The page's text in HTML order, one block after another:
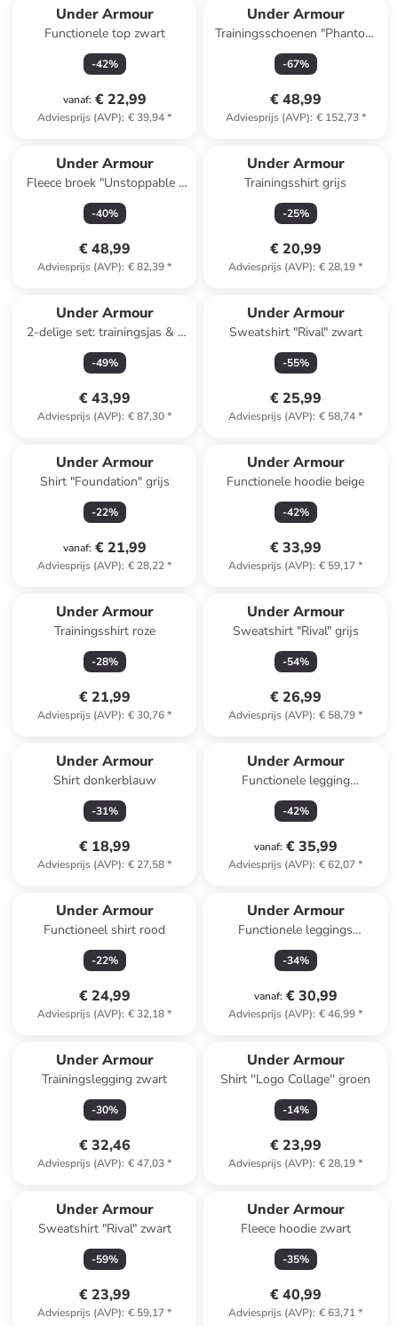
Under Armour
Functionele top zwart
-42%
vanaf: € 22,99
Adviesprijs (AVP): € 39,94*
Under Armour
Trainingsschoenen "Phantom
4" zwart
-67%
€ 48,99
Adviesprijs (AVP): € 152,73*
Under Armour
Fleece broek "Unstoppable "
zwart
-40%
€ 48,99
Adviesprijs (AVP): € 82,39*
Under Armour
Trainingsshirt grijs
-25%
€ 20,99
Adviesprijs (AVP): € 28,19*
Under Armour
2-delige set: trainingsjas & -
broek grijs
-49%
€ 43,99
Adviesprijs (AVP): € 87,30*
Under Armour
Sweatshirt "Rival" zwart
-55%
€ 25,99
Adviesprijs (AVP): € 58,74*
Under Armour
Shirt "Foundation" grijs
-22%
vanaf: € 21,99
Adviesprijs (AVP): € 28,22*
Under Armour
Functionele hoodie beige
-42%
€ 33,99
Adviesprijs (AVP): € 59,17*
Under Armour
Trainingsshirt roze
-28%
€ 21,99
Adviesprijs (AVP): € 30,76*
Under Armour
Sweatshirt "Rival" grijs
-54%
€ 26,99
Adviesprijs (AVP): € 58,79*
Under Armour
Shirt donkerblauw
-31%
€ 18,99
Adviesprijs (AVP): € 27,58*
Under Armour
Functionele legging
"ColdGear" paars
-42%
vanaf: € 35,99
Adviesprijs (AVP): € 62,07*
Under Armour
Functioneel shirt rood
-22%
€ 24,99
Adviesprijs (AVP): € 32,18*
Under Armour
Functionele leggings
bordeaux
-34%
vanaf: € 30,99
Adviesprijs (AVP): € 46,99*
Under Armour
Trainingslegging zwart
-30%
€ 32,46
Adviesprijs (AVP): € 47,03*
Under Armour
Shirt ''Logo Collage'' groen
-14%
€ 23,99
Adviesprijs (AVP): € 28,19*
Under Armour
Sweatshirt "Rival" zwart
-59%
€ 23,99
Adviesprijs (AVP): € 59,17*
Under Armour
Fleece hoodie zwart
-35%
€ 40,99
Adviesprijs (AVP): € 63,71*